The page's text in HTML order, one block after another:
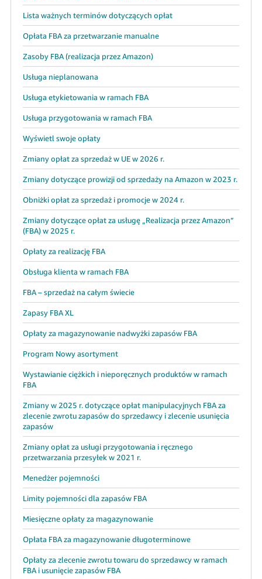
Lista ważnych terminów dotyczących opłat
Opłata FBA za przetwarzanie manualne
Zasoby FBA (realizacja przez Amazon)
Usługa nieplanowana
Usługa etykietowania w ramach FBA
Usługa przygotowania w ramach FBA
Wyświetl swoje opłaty
Zmiany opłat za sprzedaż w UE w 2026 r.
Zmiany dotyczące prowizji od sprzedaży na Amazon w 2023 r.
Obniżki opłat za sprzedaż i promocje w 2024 r.
Zmiany dotyczące opłat za usługę „Realizacja przez Amazon”
(FBA) w 2025 r.
Opłaty za realizację FBA
Obsługa klienta w ramach FBA
FBA – sprzedaż na całym świecie
Zapasy FBA XL
Opłaty za magazynowanie nadwyżki zapasów FBA
Program Nowy asortyment
Wystawianie ciężkich i nieporęcznych produktów w ramach
FBA
Zmiany w 2025 r. dotyczące opłat manipulacyjnych FBA za
zlecenie zwrotu zapasów do sprzedawcy i zlecenie usunięcia
zapasów
Zmiany opłat za usługi przygotowania i ręcznego
przetwarzania przesyłek w 2021 r.
Menedżer pojemności
Limity pojemności dla zapasów FBA
Miesięczne opłaty za magazynowanie
Opłata FBA za magazynowanie długoterminowe
Opłaty za zlecenie zwrotu towaru do sprzedawcy w ramach
FBA i usunięcie zapasów FBA